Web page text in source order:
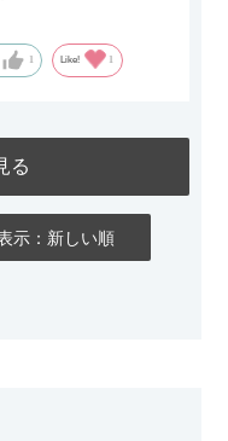
ンパクトなので圧迫感
全体がすっきり見えま
らに、わが家はソファ
、背面まできれいに仕
。
Like!
る
示：新しい順